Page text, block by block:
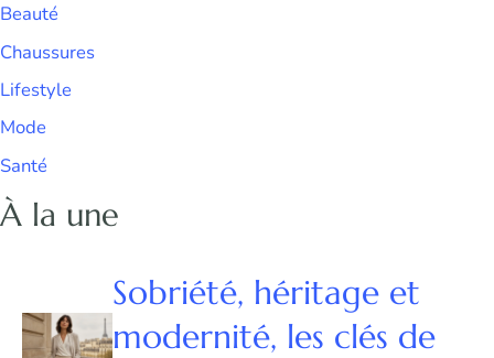
Beauté
Chaussures
Lifestyle
Mode
Santé
À la une
Sobriété, héritage et
modernité, les clés de